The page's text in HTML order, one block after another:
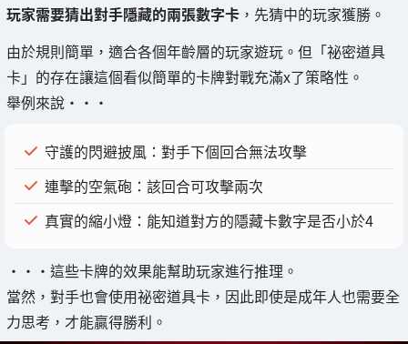
玩家需要猜出對手隱藏的兩張數字卡 ，先猜中的玩家獲勝。
由於規則簡單，適合各個年齡層的玩家遊玩。但「祕密道具
卡」的存在讓這個看似簡單的卡牌對戰充滿x了策略性。
舉例來說・・・
守護的閃避披風：對手下個回合無法攻擊
連擊的空氣砲：該回合可攻擊兩次
真實的縮小燈：能知道對方的隱藏卡數字是否小於4
・・・這些卡牌的效果能幫助玩家進行推理。
當然，對手也會使用祕密道具卡，因此即使是成年人也需要全
力思考，才能贏得勝利。